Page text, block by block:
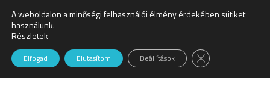
Keresés:
Színház
A weboldalon a minőségi felhasználói élmény érdekében sütiket
használunk.
Részletek
Elfogad Elutasítom Beállítások Close GDPR